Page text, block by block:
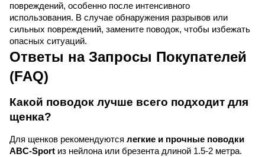
повреждений, особенно после интенсивного
использования. В случае обнаружения разрывов или
сильных повреждений, замените поводок, чтобы избежать
опасных ситуаций.
Ответы на Запросы Покупателей
(FAQ)
Какой поводок лучше всего подходит для
щенка?
Для щенков рекомендуются легкие и прочные поводки
ABC-Sport из нейлона или брезента длиной 1.5-2 метра.